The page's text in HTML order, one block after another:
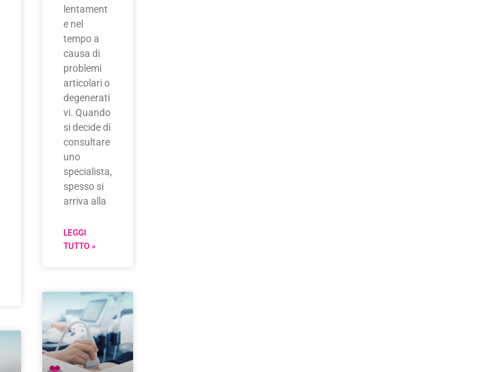
lentament
e nel
tempo a
causa di
problemi
articolari o
degenerati
vi. Quando
si decide di
consultare
uno
specialista,
spesso si
arriva alla
LEGGI
TUTTO »